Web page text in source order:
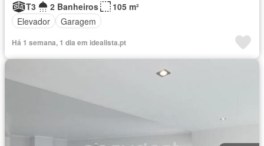
T3
2 Banheiros
105 m²
Elevador
Garagem
Há 1 semana, 1 dia em idealista.pt